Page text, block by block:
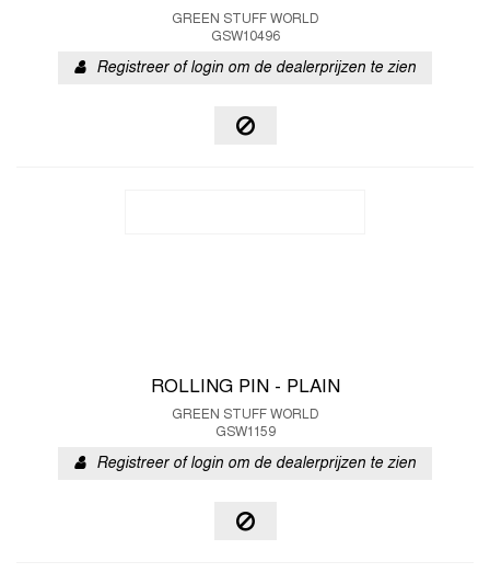
GREEN STUFF WORLD
GSW10496
Registreer of login om de dealerprijzen te zien
ROLLING PIN - PLAIN
GREEN STUFF WORLD
GSW1159
Registreer of login om de dealerprijzen te zien